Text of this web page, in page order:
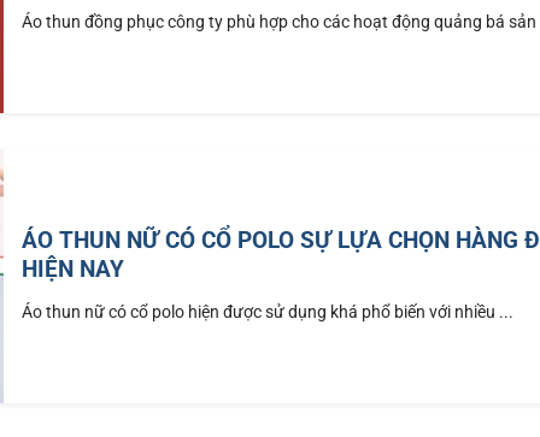
Áo thun đồng phục công ty phù hợp cho các hoạt động quảng bá sản
ÁO THUN NỮ CÓ CỔ POLO SỰ LỰA CHỌN HÀNG
HIỆN NAY
Áo thun nữ có cổ polo hiện được sử dụng khá phổ biến với nhiều ...